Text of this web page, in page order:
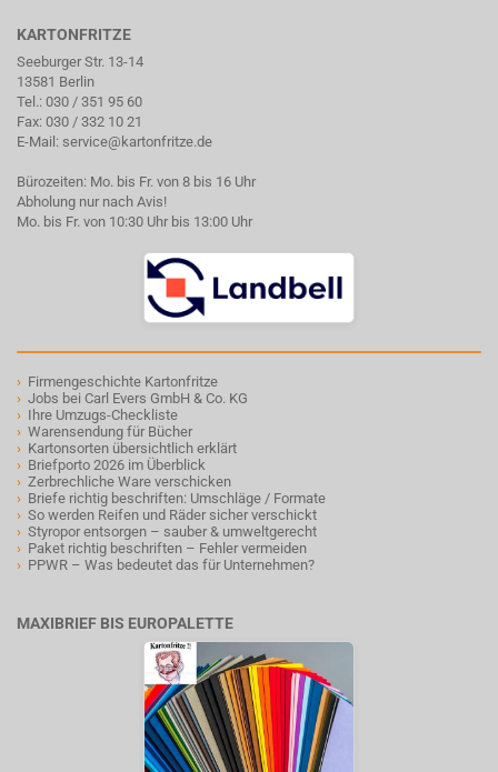
KARTONFRITZE
Seeburger Str. 13-14
13581 Berlin
Tel.: 030 / 351 95 60
Fax: 030 / 332 10 21
E-Mail: service@kartonfritze.de
Bürozeiten: Mo. bis Fr. von 8 bis 16 Uhr
Abholung nur nach Avis!
Mo. bis Fr. von 10:30 Uhr bis 13:00 Uhr
› Firmengeschichte Kartonfritze
› Jobs bei Carl Evers GmbH & Co. KG
› Ihre Umzugs-Checkliste
› Warensendung für Bücher
› Kartonsorten übersichtlich erklärt
› Briefporto 2026 im Überblick
› Zerbrechliche Ware verschicken
› Briefe richtig beschriften: Umschläge / Formate
› So werden Reifen und Räder sicher verschickt
› Styropor entsorgen – sauber & umweltgerecht
› Paket richtig beschriften – Fehler vermeiden
› PPWR – Was bedeutet das für Unternehmen?
MAXIBRIEF BIS EUROPALETTE